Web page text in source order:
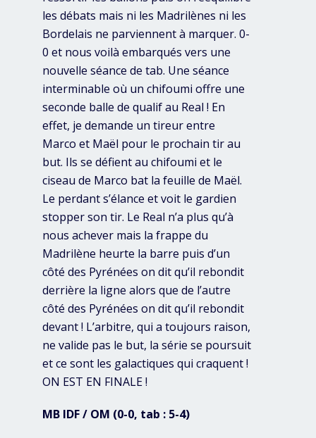
les débats mais ni les Madrilènes ni les
Bordelais ne parviennent à marquer. 0-
0 et nous voilà embarqués vers une
nouvelle séance de tab. Une séance
interminable où un chifoumi offre une
seconde balle de qualif au Real ! En
effet, je demande un tireur entre
Marco et Maël pour le prochain tir au
but. Ils se défient au chifoumi et le
ciseau de Marco bat la feuille de Maël.
Le perdant s’élance et voit le gardien
stopper son tir. Le Real n’a plus qu’à
nous achever mais la frappe du
Madrilène heurte la barre puis d’un
côté des Pyrénées on dit qu’il rebondit
derrière la ligne alors que de l’autre
côté des Pyrénées on dit qu’il rebondit
devant ! L’arbitre, qui a toujours raison,
ne valide pas le but, la série se poursuit
et ce sont les galactiques qui craquent !
ON EST EN FINALE !
MB IDF / OM (0-0, tab : 5-4)